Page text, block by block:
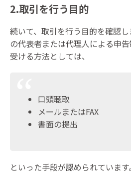
2.取引を行う目的
続いて、取引を行う目的を確認
の代表者または代理人による申
受ける方法としては、
口頭聴取
メールまたはFAX
書面の提出
といった手段が認められています。